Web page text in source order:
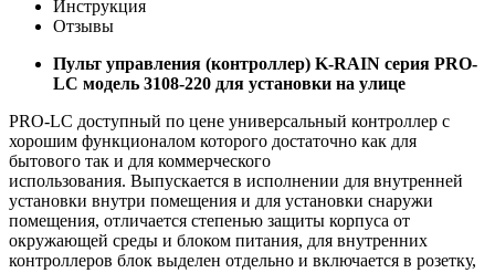
Инструкция
Отзывы
Пульт управления (контроллер) K-RAIN серия PRO-
LC модель 3108-220 для установки на улице
PRO-LC доступный по цене универсальный контроллер с
хорошим функционалом которого достаточно как для
бытового так и для коммерческого
использования. Выпускается в исполнении для внутренней
установки внутри помещения и для установки снаружи
помещения, отличается степенью защиты корпуса от
окружающей среды и блоком питания, для внутренних
контроллеров блок выделен отдельно и включается в розетку,